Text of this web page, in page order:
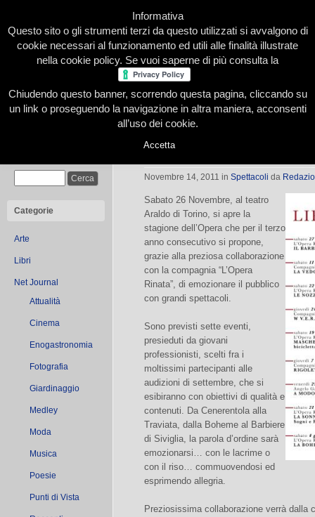
Home Presentazione Redazione Le nostre firme
Categorie
Arte
Libri
Net Journal
Attualità
Cinema
Enogastronomia
Fotografia
Giardinaggio
Medley
Moda
Musica
Poesie
Punti di Vista
Mille Modi Di Fare Teatro
Novembre 14, 2011 in Spettacoli da
Sabato 26 Novembre, al teatro
Araldo di Torino, si apre la
stagione dell’Opera che per il terzo
anno consecutivo si propone,
grazie alla preziosa collaborazione
con la compagnia “L’Opera
Rinata”, di emozionare il pubblico
con grandi spettacoli.
Sono previsti sette eventi,
presieduti da giovani
professionisti, scelti fra i
moltissimi partecipanti alle
audizioni di settembre, che si
esibiranno con obiettivi di qualità e
contenuti. Da Cenerentola alla
Traviata, dalla Boheme al Barbiere
di Siviglia, la parola d’ordine sarà
emozionarsi… con le lacrime o
con il riso… commuovendosi ed
esprimendo allegria.
Preziosissima collaborazione verrà dalla
Informativa
Questo sito o gli strumenti terzi da questo utilizzati si avvalgono di
cookie necessari al funzionamento ed utili alle finalità illustrate
nella cookie policy. Se vuoi saperne di più consulta la
Chiudendo questo banner, scorrendo questa pagina, cliccando su
un link o proseguendo la navigazione in altra maniera, acconsenti
all’uso dei cookie.
Accetta